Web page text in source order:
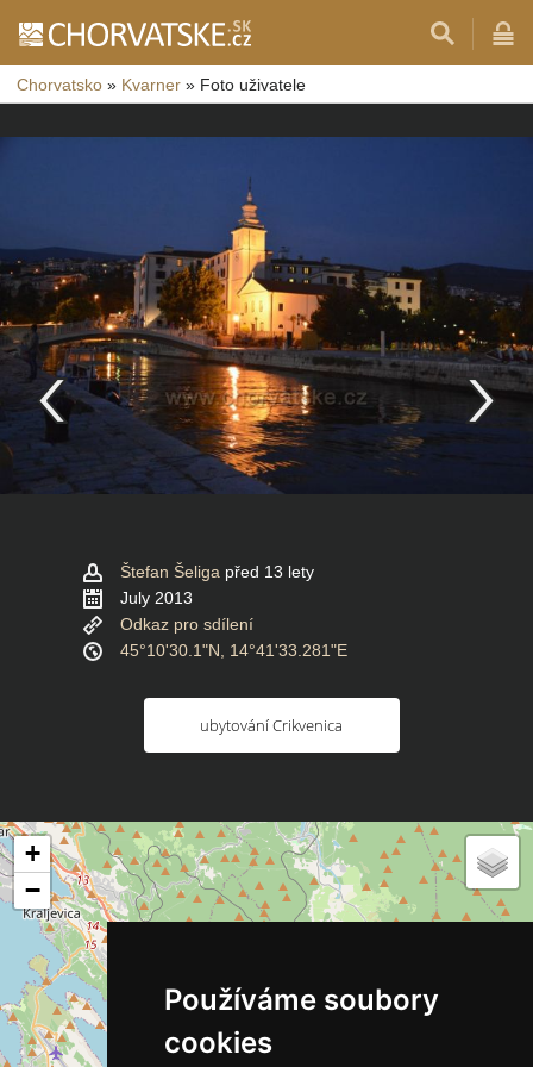
Používáme soubory
cookies
Chorvatsko » Kvarner » Foto uživatele
Štefan Šeliga před 13 lety
July 2013
Odkaz pro sdílení
45°10'30.1"N, 14°41'33.281"E
ubytování Crikvenica
+
−